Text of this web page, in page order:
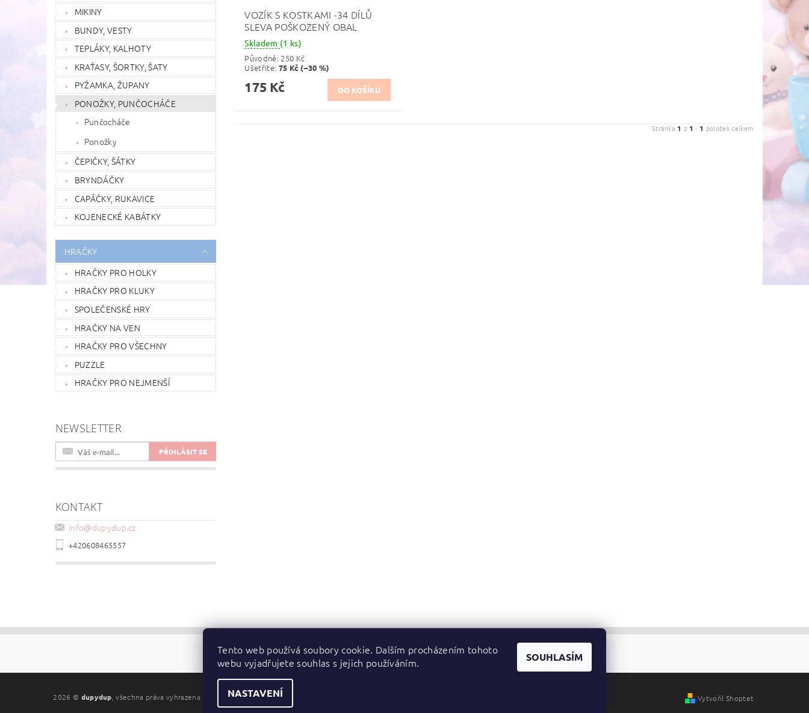
MIKINY
BUNDY, VESTY
TEPLÁKY, KALHOTY
KRAŤASY, ŠORTKY, ŠATY
PYŽAMKA, ŽUPANY
PONOŽKY, PUNČOCHÁČE
Punčocháče
Ponožky
ČEPIČKY, ŠÁTKY
BRYNDÁČKY
CAPÁČKY, RUKAVICE
KOJENECKÉ KABÁTKY
HRAČKY
HRAČKY PRO HOLKY
HRAČKY PRO KLUKY
SPOLEČENSKÉ HRY
HRAČKY NA VEN
HRAČKY PRO VŠECHNY
PUZZLE
HRAČKY PRO NEJMENŠÍ
NEWSLETTER
KONTAKT
info@dupydup.cz
+420608465557
VOZÍK S KOSTKAMI -34 DÍLŮ
SLEVA POŠKOZENÝ OBAL
Skladem (1 ks)
Původně: 250 Kč
Ušetříte: 75 Kč (–30 %)
175 Kč
Stránka 1 z 1 - 1 položek celkem
Zboží.cz | Heureka.cz
2026 © dupydup, všechna práva vyhrazena Vytvořil Shoptet
Tento web používá soubory cookie. Dalším procházením tohoto
webu vyjadřujete souhlas s jejich používáním.
NASTAVENÍ
SOUHLASÍM